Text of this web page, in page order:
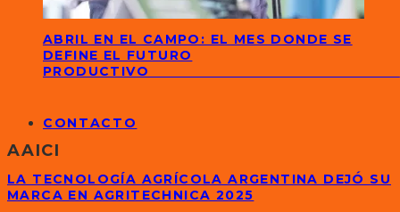
ABRIL EN EL CAMPO: EL MES DONDE SE
DEFINE EL FUTURO
PRODUCTIVO
CONTACTO
AAICI
LA TECNOLOGÍA AGRÍCOLA ARGENTINA DEJÓ SU
MARCA EN AGRITECHNICA 2025